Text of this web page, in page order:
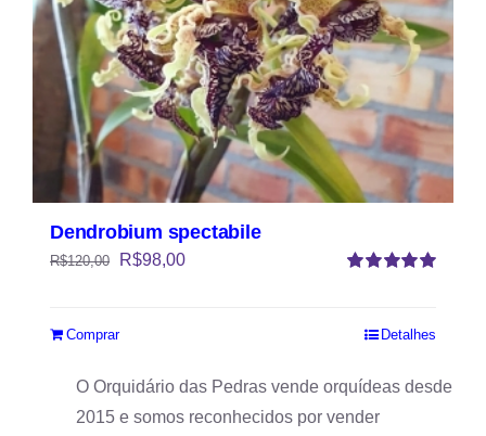
Dendrobium spectabile
R$120,00 R$98,00
Comprar Detalhes
O Orquidário das Pedras vende orquídeas desde
2015 e somos reconhecidos por vender